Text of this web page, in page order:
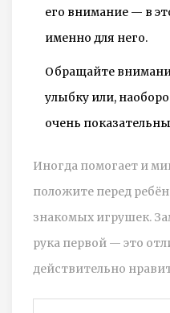
его внимание — в
именно для него.
Обращайте
улыбку или,
очень
Иногда помогает и
положите перед
знакомых игрушек.
рука первой — это
действительно